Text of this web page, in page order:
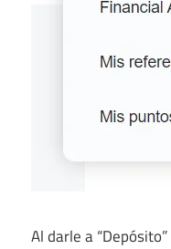
Al darle a